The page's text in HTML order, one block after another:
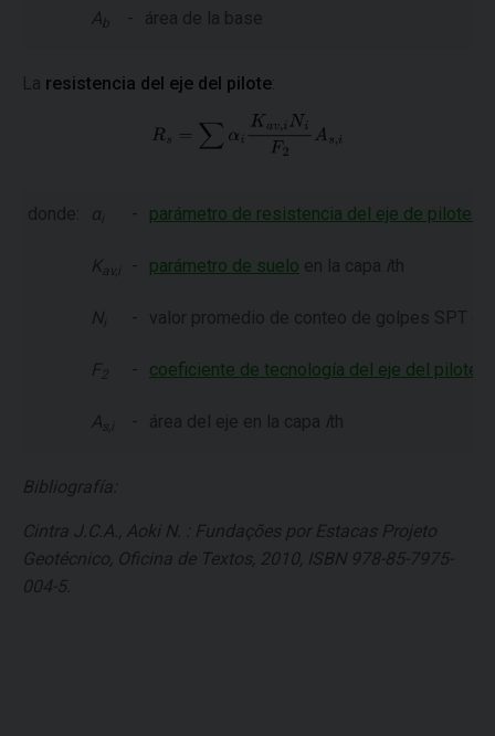
Ab - área de la base
La resistencia del eje del pilote
donde: α - parámetro de resistencia del eje de pilotes
K av,i - parámetro de suelo en la capa ith
N - valor promedio de conteo de golpes SPT
F2 - coeficiente de tecnología del eje del pilote
As,i - área del eje en la capa ith
Bibliografía:
Cintra J.C.A., Aoki N. : Fundações por Estacas Projeto
Geotécnico, Oficina de Textos, 2010, ISBN 978-85-7975-
004-5.